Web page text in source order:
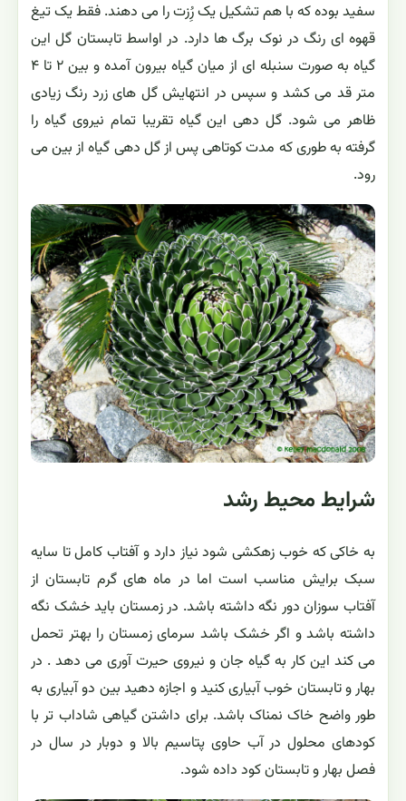
سفید بوده که با هم تشکیل یک رُِزت را می دهند. فقط یک تیغ
قهوه ای رنگ در نوک برگ ها دارد. در اواسط تابستان گل این
گیاه به صورت سنبله ای از میان گیاه بیرون آمده و بین ۲ تا ۴
متر قد می کشد و سپس در انتهایش گل های زرد رنگ زیادی
ظاهر می شود. گل دهی این گیاه تقریبا تمام نیروی گیاه را
گرفته به طوری که مدت کوتاهی پس از گل دهی گیاه از بین می
رود.
شرایط محیط رشد
به خاکی که خوب زهکشی شود نیاز دارد و آفتاب کامل تا سایه
سبک برایش مناسب است اما در ماه های گرم تابستان از
آفتاب سوزان دور نگه داشته باشد. در زمستان باید خشک نگه
داشته باشد و اگر خشک باشد سرمای زمستان را بهتر تحمل
می کند این کار به گیاه جان و نیروی حیرت آوری می دهد . در
بهار و تابستان خوب آبیاری کنید و اجازه دهید بین دو آبیاری به
طور واضح خاک نمناک باشد. برای داشتن گیاهی شاداب تر با
کودهای محلول در آب حاوی پتاسیم بالا و دوبار در سال در
فصل بهار و تابستان کود داده شود.